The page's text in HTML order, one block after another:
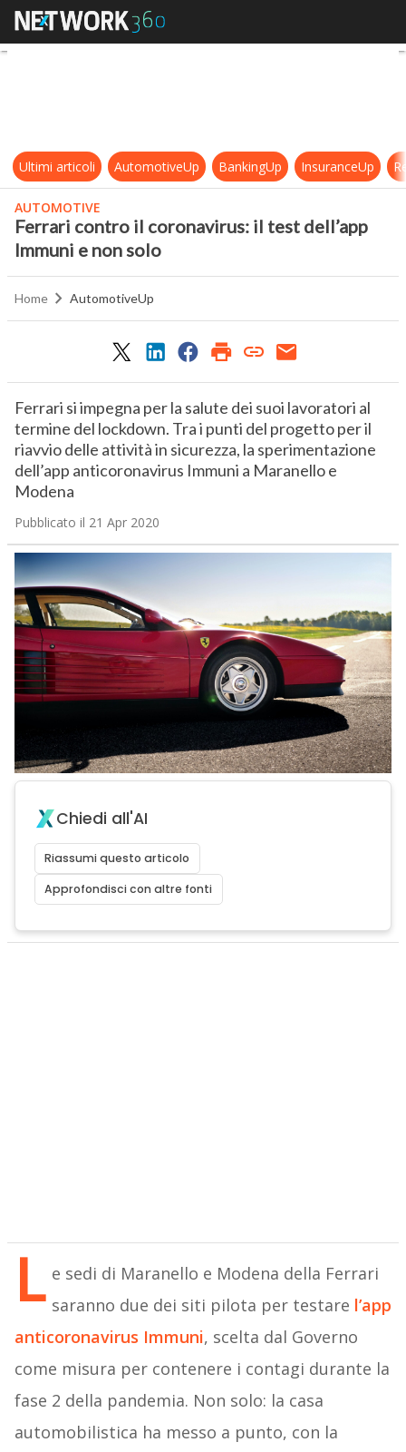
Ferrari contro il coronavirus: il test
Ultimi articoli AutomotiveUp BankingUp InsuranceUp
AUTOMOTIVE
Ferrari contro il coronavirus: il test dell’app
Immuni e non solo
Home AutomotiveUp
Ferrari si impegna per la salute dei suoi lavoratori al
termine del lockdown. Tra i punti del progetto per il
riavvio delle attività in sicurezza, la sperimentazione
dell’app anticoronavirus Immuni a Maranello e
Modena
Pubblicato il 21 Apr 2020
Chiedi all'AI
Riassumi questo articolo
Approfondisci con altre fonti
L e sedi di Maranello e Modena della Ferrari
saranno due dei siti pilota per testare l’app
anticoronavirus Immuni, scelta dal Governo
come misura per contenere i contagi durante la
fase 2 della pandemia. Non solo: la casa
automobilistica ha messo a punto, con la